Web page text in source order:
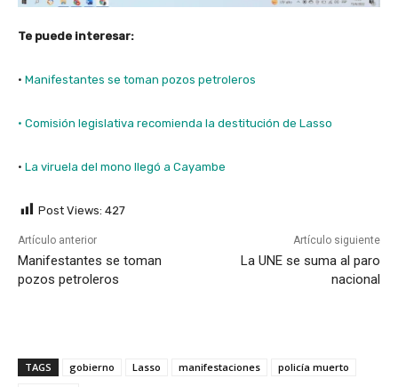
Te puede interesar:
· Manifestantes se toman pozos petroleros
· Comisión legislativa recomienda la destitución de Lasso
· La viruela del mono llegó a Cayambe
Post Views: 427
Artículo anterior
Manifestantes se toman
pozos petroleros
Artículo siguiente
La UNE se suma al paro
nacional
TAGS gobierno Lasso manifestaciones
policía muerto